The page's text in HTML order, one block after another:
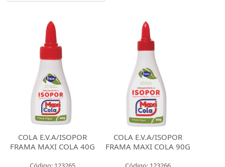
COLA E.V.A/ISOPOR
FRAMA MAXI COLA 40G
COLA E.V.A/ISOPOR
FRAMA MAXI COLA 90G